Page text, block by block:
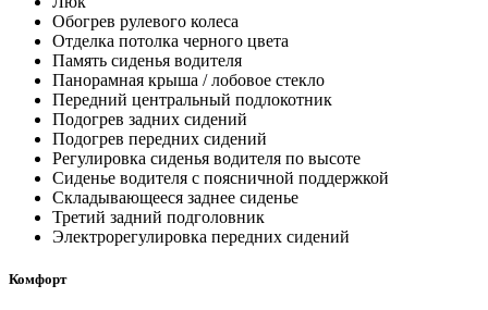
Обогрев рулевого колеса
Отделка потолка черного цвета
Память сиденья водителя
Панорамная крыша / лобовое стекло
Передний центральный подлокотник
Подогрев задних сидений
Подогрев передних сидений
Регулировка сиденья водителя по высоте
Сиденье водителя с поясничной поддержкой
Складывающееся заднее сиденье
Третий задний подголовник
Электрорегулировка передних сидений
Комфорт